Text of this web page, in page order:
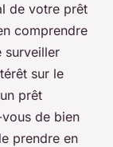
de votre prêt
comprendre
surveiller
sur le
prêt
de bien
prendre en